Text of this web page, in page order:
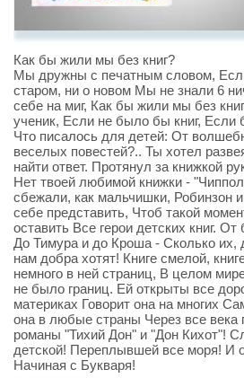
Как бы жили мы без книг?
Мы дружны с печатным словом,
старом, ни о новом Мы не знали 6
себе на миг, Как бы жили мы без
ученик, Если не было бы книг, Если
Что писалось для детей: От
веселых повестей?.. Ты хотел
найти ответ. Протянул за книжкой
Нет твоей любимой книжки -
сбежали, как мальчишки, Робинзон
себе представить, Чтоб такой
оставить Все герои детских книг.
До Тимура и до Кроша - Сколько их,
нам добра хотят! Книге смелой,
немного в ней страниц, В целом
не было границ. Ей открыты все
материках Говорит она на многих
она в любые страны Через все века
романы "Тихий Дон" и "Дон Кихот"!
детской! Переплывшей все моря! И
Начиная с Букваря!